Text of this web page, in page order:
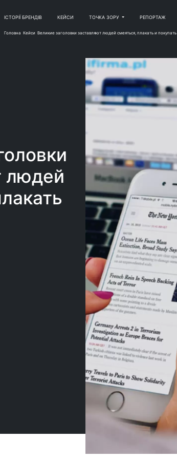
ІСТОРІЇ БРЕНДІВ КЕЙСИ ТОЧКА ЗОРУ РЕПОРТАЖ
Головна Кейси Великие заголовки заставляют людей смеяться, плакать и покупать
людей